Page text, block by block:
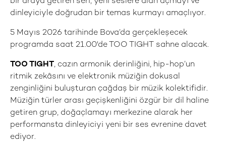
dinleyiciyle doğrudan bir temas kurmayı amaçlıyor.
5 Mayıs 2026 tarihinde Bova’da gerçekleşecek
programda saat 21.00'de TOO TIGHT sahne alacak.
TOO TIGHT, cazın armonik derinliğini, hip-hop’un
ritmik zekâsını ve elektronik müziğin dokusal
zenginliğini buluşturan çağdaş bir müzik kolektifidir.
Müziğin türler arası geçişkenliğini özgür bir dil haline
getiren grup, doğaçlamayı merkezine alarak her
performansta dinleyiciyi yeni bir ses evrenine davet
ediyor.